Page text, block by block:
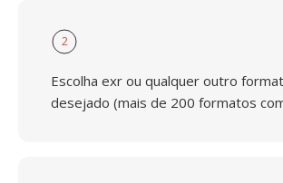
2
Escolha exr ou qualquer outro
desejado (mais de 200 formatos